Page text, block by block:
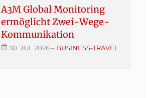
A3M Global Monitoring
ermöglicht Zwei-Wege-
Kommunikation
30. JUL 2026– BUSINESS-TRAVEL